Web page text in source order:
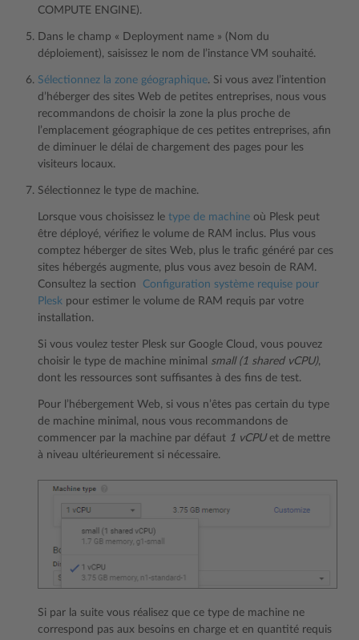
COMPUTE ENGINE).
Dans le champ « Deployment name » (Nom du
déploiement), saisissez le nom de l’instance VM souhaité.
Sélectionnez la zone géographique. Si vous avez l’intention
d’héberger des sites Web de petites entreprises, nous vous
recommandons de choisir la zone la plus proche de
l’emplacement géographique de ces petites entreprises, afin
de diminuer le délai de chargement des pages pour les
visiteurs locaux.
Sélectionnez le type de machine.
Lorsque vous choisissez le type de machine où Plesk peut
être déployé, vérifiez le volume de RAM inclus. Plus vous
comptez héberger de sites Web, plus le trafic généré par ces
sites hébergés augmente, plus vous avez besoin de RAM.
Consultez la section Configuration système requise pour
Plesk pour estimer le volume de RAM requis par votre
installation.
Si vous voulez tester Plesk sur Google Cloud, vous pouvez
choisir le type de machine minimal small (1 shared vCPU),
dont les ressources sont suffisantes à des fins de test.
Pour l’hébergement Web, si vous n’êtes pas certain du type
de machine minimal, nous vous recommandons de
commencer par la machine par défaut 1 vCPUet de mettre
à niveau ultérieurement si nécessaire.
Si par la suite vous réalisez que ce type de machine ne
correspond pas aux besoins en charge et en quantité requis